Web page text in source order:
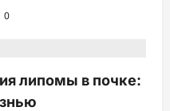
0
липомы в почке: